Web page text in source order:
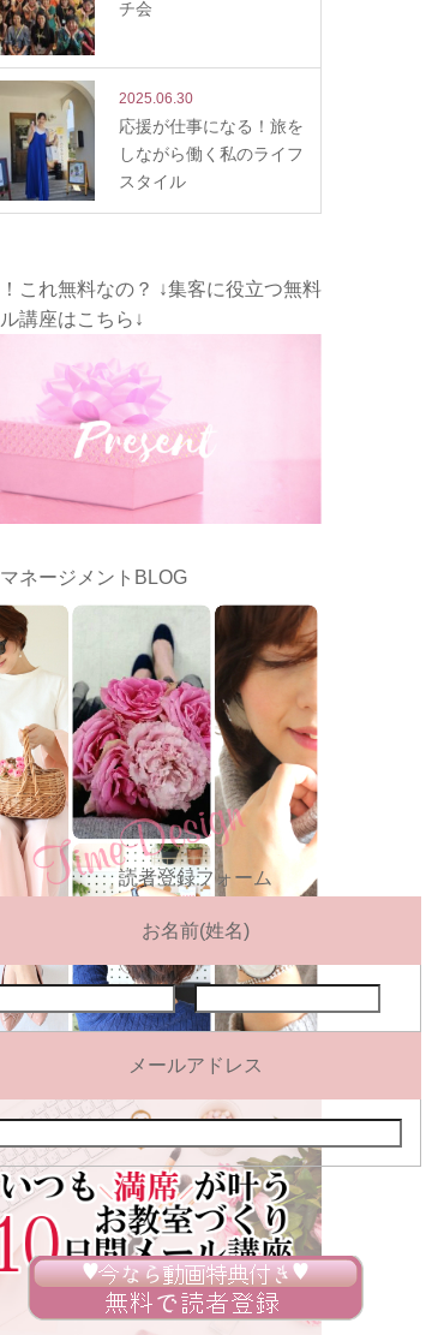
チ会
2025.06.30
応援が仕事になる！旅を
しながら働く私のライフ
スタイル
これ無料なの？ ↓集客に役立つ無料
講座はこちら↓
ネージメントBLOG
読者登録フォーム
お名前(姓名)
メールアドレス